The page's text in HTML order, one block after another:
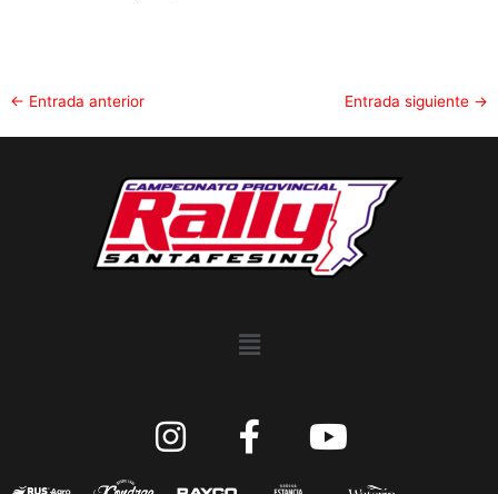
← Entrada anterior Entrada siguiente →
Menu
n
a
o